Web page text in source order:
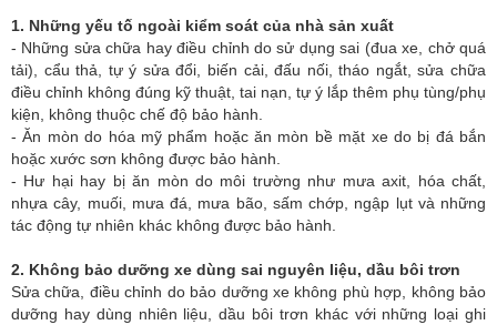
1. Những yếu tố ngoài kiểm soát của nhà sản xuất
- Những sửa chữa hay điều chỉnh do sử dụng sai (đua xe, chở quá
tải), cẩu thả, tự ý sửa đổi, biến cải, đấu nối, tháo ngắt, sửa chữa
điều chỉnh không đúng kỹ thuật, tai nạn, tự ý lắp thêm phụ tùng/phụ
kiện, không thuộc chế độ bảo hành.
- Ăn mòn do hóa mỹ phẩm hoặc ăn mòn bề mặt xe do bị đá bắn
hoặc xước sơn không được bảo hành.
- Hư hại hay bị ăn mòn do môi trường như mưa axit, hóa chất,
nhựa cây, muối, mưa đá, mưa bão, sấm chớp, ngập lụt và những
tác động tự nhiên khác không được bảo hành.
2. Không bảo dưỡng xe dùng sai nguyên liệu, dầu bôi trơn
Sửa chữa, điều chỉnh do bảo dưỡng xe không phù hợp, không bảo
dưỡng hay dùng nhiên liệu, dầu bôi trơn khác với những loại ghi